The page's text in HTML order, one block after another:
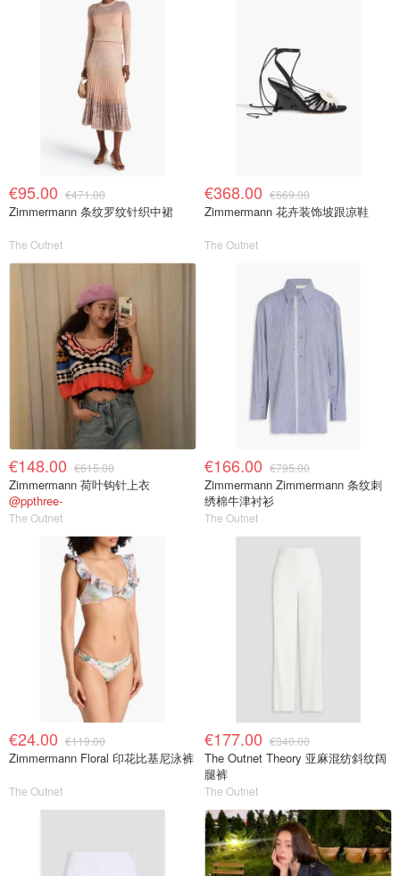
€95.00 €471.00
Zimmermann 条纹罗纹针织中裙
The Outnet
€368.00 €669.00
Zimmermann 花卉装饰坡跟凉鞋
The Outnet
€148.00 €615.00
Zimmermann 荷叶钩针上衣
@ppthree-
The Outnet
€166.00 €795.00
Zimmermann Zimmermann 条纹刺
绣棉牛津衬衫
The Outnet
€24.00 €119.00
Zimmermann Floral 印花比基尼泳裤
The Outnet
€177.00 €340.00
The Outnet Theory 亚麻混纺斜纹阔
腿裤
The Outnet